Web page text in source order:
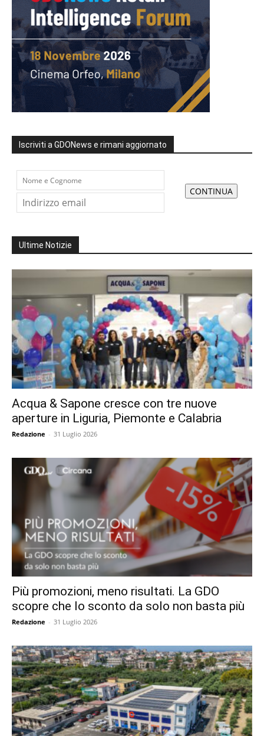
Iscriviti a GDONews e rimani aggiornato
Ultime Notizie
Acqua & Sapone cresce con tre nuove
aperture in Liguria, Piemonte e Calabria
Redazione - 31 Luglio 2026
Più promozioni, meno risultati. La GDO
scopre che lo sconto da solo non basta più
Redazione - 31 Luglio 2026